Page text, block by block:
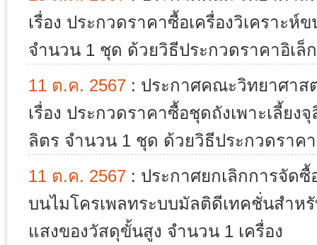
เรื่อง ประกวดราคาซื้อเครื่องวิเคราะ
จำนวน 1 ชุด ด้วยวิธีประกวดราคาอิเล็
11 ต.ค. 2567 : ประกาศคณะวิทยาศาส
เรื่อง ประกวดราคาซื้อชุดถังเพาะเลี้ย
ลิตร จำนวน 1 ชุด ด้วยวิธีประกวดราค
11 ต.ค. 2567 : ประกาศยกเลิกการจัด
บนไมโครเพลทระบบมัลติดีเทคชั่นสำหรั
แสงของวัสดุขั้นสูง จำนวน 1 เครื่อง